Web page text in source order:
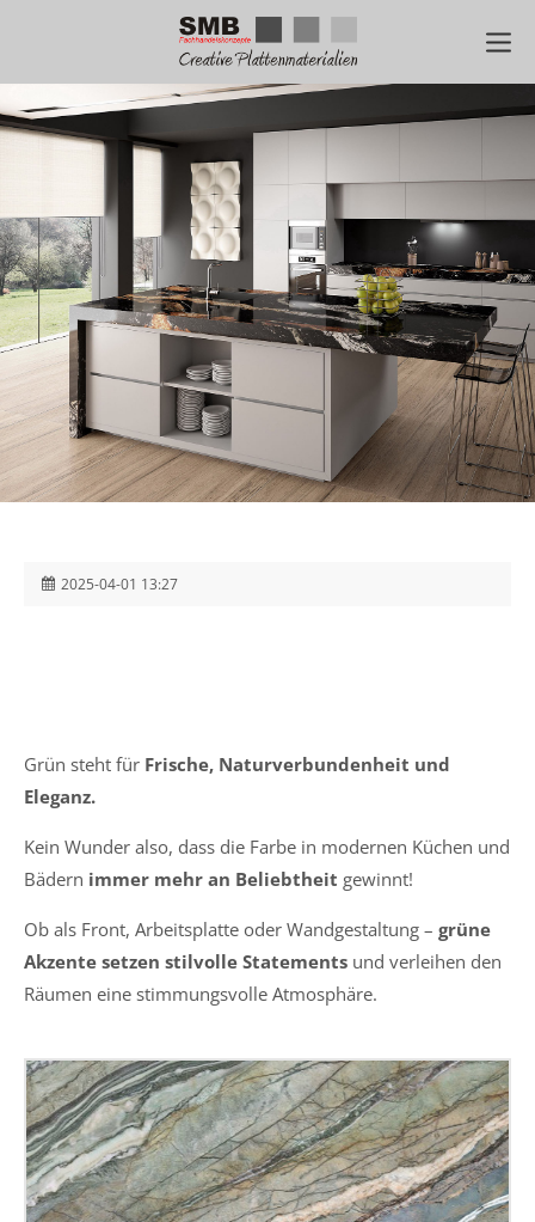
2025-04-01 13:27
Grün steht für Frische, Naturverbundenheit und
Eleganz.
Kein Wunder also, dass die Farbe in modernen Küchen und
Bädern immer mehr an Beliebtheit gewinnt!
Ob als Front, Arbeitsplatte oder Wandgestaltung – grüne
Akzente setzen stilvolle Statements und verleihen den
Räumen eine stimmungsvolle Atmosphäre.